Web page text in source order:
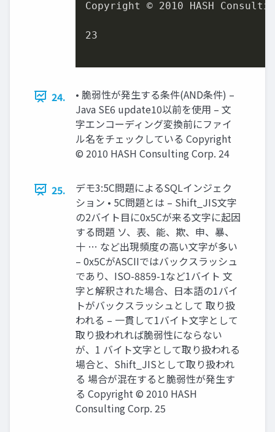
Copyright © 2010 HASH
23
24.
• 脆弱性が発生する条件(AND条件) –
Java SE6 update10以前を使用 – 文
字エンコーディング変換前にファイ
ル名をチェックしている Copyright
© 2010 HASH Consulting Corp. 24
25.
デモ3:5C問題によるSQLインジェク
ション • 5C問題とは – Shift_JIS文字
の2バイト目に0x5Cが来る文字に起因
する問題 ソ、表、能、欺、申、暴、
十 … など出現頻度の高い文字が多い
– 0x5CがASCIIではバックスラッシュ
であり、ISO-8859-1など1バイト 文
字と解釈された場合、日本語の1バイ
トがバックスラッシュとして 取り扱
われる – 一貫して1バイト文字として
取り扱われれば脆弱性にならない
が、1 バイト文字として取り扱われる
場合と、Shift_JISとして取り扱われ
る 場合が混在すると脆弱性が発生す
る Copyright © 2010 HASH
Consulting Corp. 25